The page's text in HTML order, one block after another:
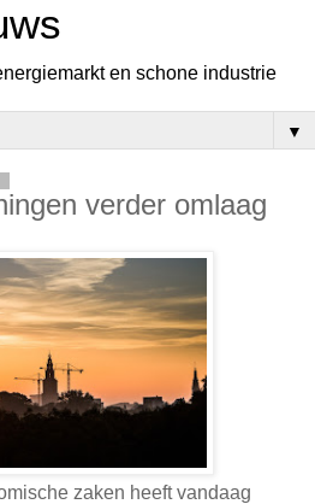
en schone industrie
▼
verder omlaag
zaken heeft vandaag